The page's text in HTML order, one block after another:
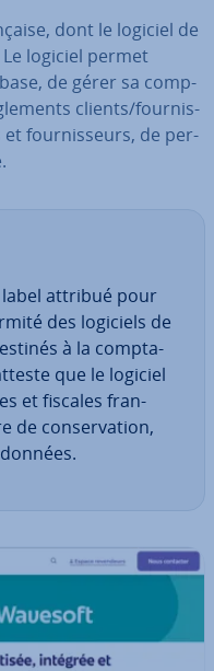
dont le logiciel de
Le logiciel permet
de gérer sa comp­
clients/four­nis­
et four­nis­seurs, de per­
label attribué pour
des logiciels de
à la comp­ta­
que le logiciel
et fiscales fran­
de con­ser­va­tion,